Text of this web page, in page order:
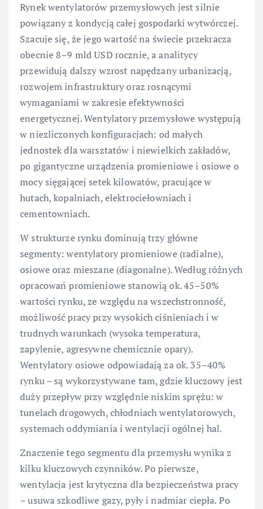
Rynek wentylatorów przemysłowych jest silnie
powiązany z kondycją całej gospodarki wytwórczej.
Szacuje się, że jego wartość na świecie przekracza
obecnie 8–9 mld USD rocznie, a analitycy
przewidują dalszy wzrost napędzany urbanizacją,
rozwojem infrastruktury oraz rosnącymi
wymaganiami w zakresie efektywności
energetycznej. Wentylatory przemysłowe występują
w niezliczonych konfiguracjach: od małych
jednostek dla warsztatów i niewielkich zakładów,
po gigantyczne urządzenia promieniowe i osiowe o
mocy sięgającej setek kilowatów, pracujące w
hutach, kopalniach, elektrociełowniach i
cementowniach.
W strukturze rynku dominują trzy główne
segmenty: wentylatory promieniowe (radialne),
osiowe oraz mieszane (diagonalne). Według różnych
opracowań promieniowe stanowią ok. 45–50%
wartości rynku, ze względu na wszechstronność,
możliwość pracy przy wysokich ciśnieniach i w
trudnych warunkach (wysoka temperatura,
zapylenie, agresywne chemicznie opary).
Wentylatory osiowe odpowiadają za ok. 35–40%
rynku – są wykorzystywane tam, gdzie kluczowy jest
duży przepływ przy względnie niskim sprężu: w
tunelach drogowych, chłodniach wentylatorowych,
systemach oddymiania i wentylacji ogólnej hal.
Znaczenie tego segmentu dla przemysłu wynika z
kilku kluczowych czynników. Po pierwsze,
wentylacja jest krytyczna dla bezpieczeństwa pracy
– usuwa szkodliwe gazy, pyły i nadmiar ciepła. Po